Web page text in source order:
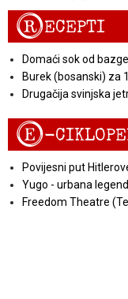
RECEPTI
Domaći sok od bazge
Burek (bosanski) za
Drugačija svinjska
E-
Povijesni put
Yugo - urbana
Freedom Theatre